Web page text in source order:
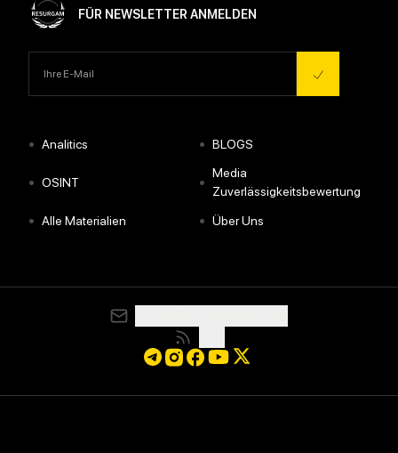
FÜR NEWSLETTER ANMELDEN
• Analitics • BLOGS
• OSINT •
Media
Zuverlässigkeitsbewertung
• Alle Materialien • Über Uns